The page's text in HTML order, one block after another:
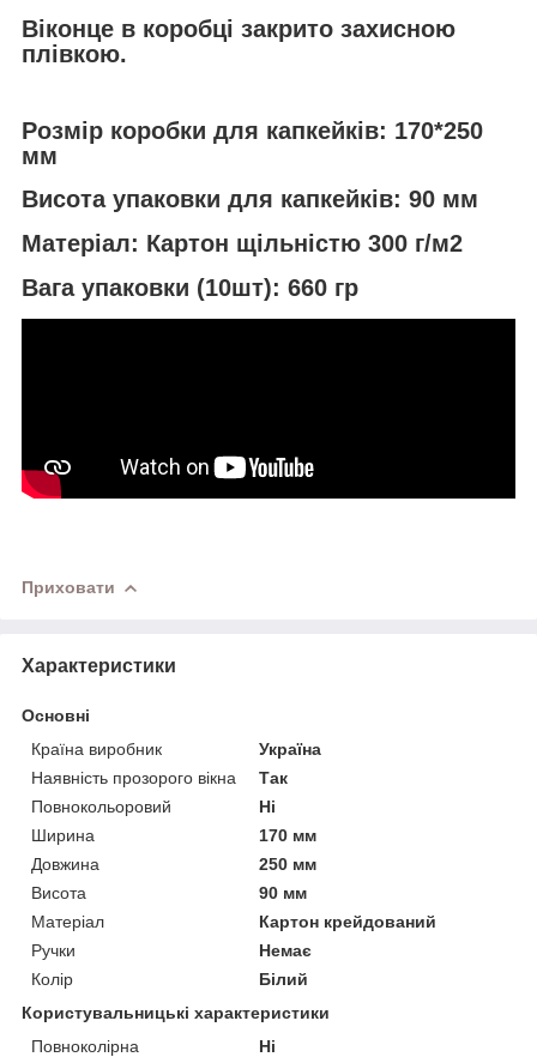
Віконце в коробці закрито захисною
плівкою.
Розмір коробки для капкейків: 170*250
мм
Висота упаковки для капкейків: 90 мм
Матеріал: Картон щільністю 300 г/м2
Вага упаковки (10шт): 660 гр
Приховати
Характеристики
Основні
Країна виробник
Україна
Наявність прозорого вікна
Так
Повнокольоровий
Ні
Ширина
170 мм
Довжина
250 мм
Висота
90 мм
Матеріал
Картон крейдований
Ручки
Немає
Колір
Білий
Користувальницькі характеристики
Повноколірна
Ні